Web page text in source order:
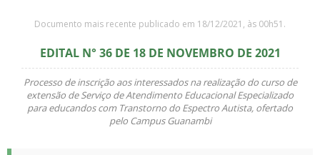
Documento mais recente publicado em 18/12/2021, às 00h51.
EDITAL N° 36 DE 18 DE NOVEMBRO DE 2021
Processo de inscrição aos interessados na realização do curso de
extensão de Serviço de Atendimento Educacional Especializado
para educandos com Transtorno do Espectro Autista, ofertado
pelo Campus Guanambi